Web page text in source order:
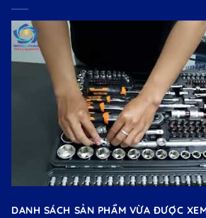
DANH SÁCH SẢN PHẨM VỪA ĐƯỢC